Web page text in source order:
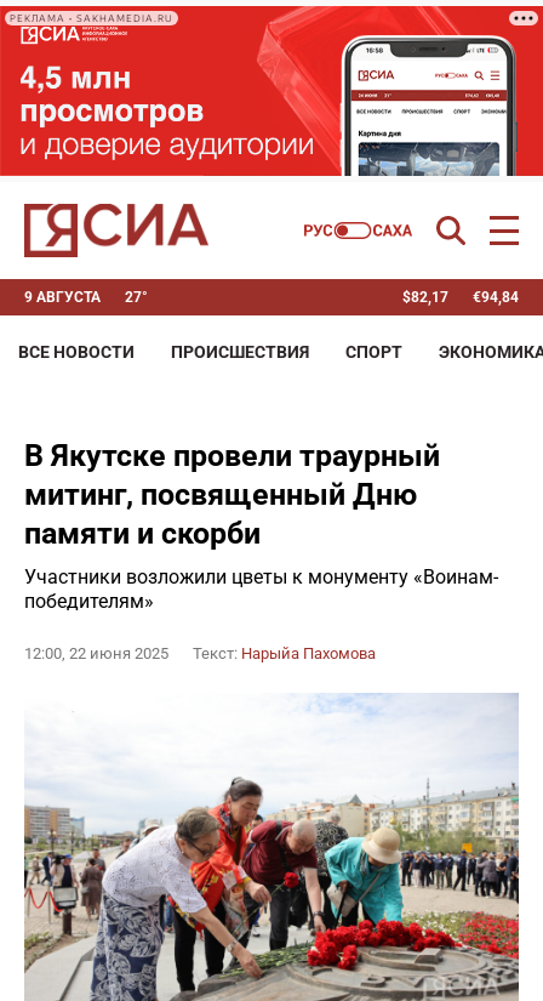
РЕКЛАМА • SAKHAMEDIA.RU
9 АВГУСТА 27° $82,17 €94,84
ВСЕ НОВОСТИ ПРОИСШЕСТВИЯ СПОРТ
В Якутске провели траурный
митинг, посвященный Дню
памяти и скорби
Участники возложили цветы к монументу «Воинам-
победителям»
12:00, 22 июня 2025 Текст: Нарыйа Пахомова